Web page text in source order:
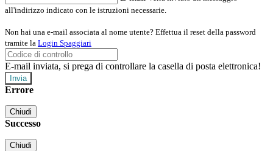
all'indirizzo indicato con le istruzioni necessarie.
Non hai una e-mail associata al nome utente? Effettua il reset della password
tramite la Login Spaggiari
E-mail inviata, si prega di controllare la casella di posta elettronica!
Errore
Chiudi
Successo
Chiudi